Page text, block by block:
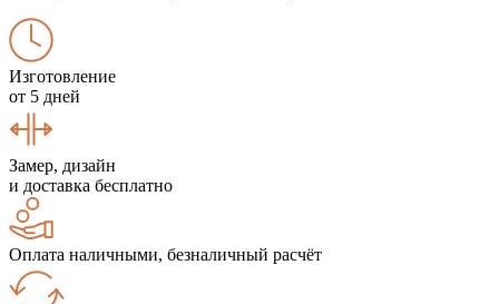
Изготовление
от 5 дней
Замер, дизайн
и доставка бесплатно
Оплата наличными, безналичный расчёт